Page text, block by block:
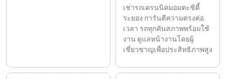
เช่ารถเครนนิคมอมตะซิตี้
ระยอง การันตีความตรงต่อ
เวลา รถทุกคันสภาพพร้อมใช้
งาน ดูแลหน้างานโดยผู้
เชี่ยวชาญเพื่อประสิทธิภาพสูง